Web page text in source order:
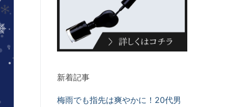
新着記事
梅雨でも指先は爽やかに！20代男